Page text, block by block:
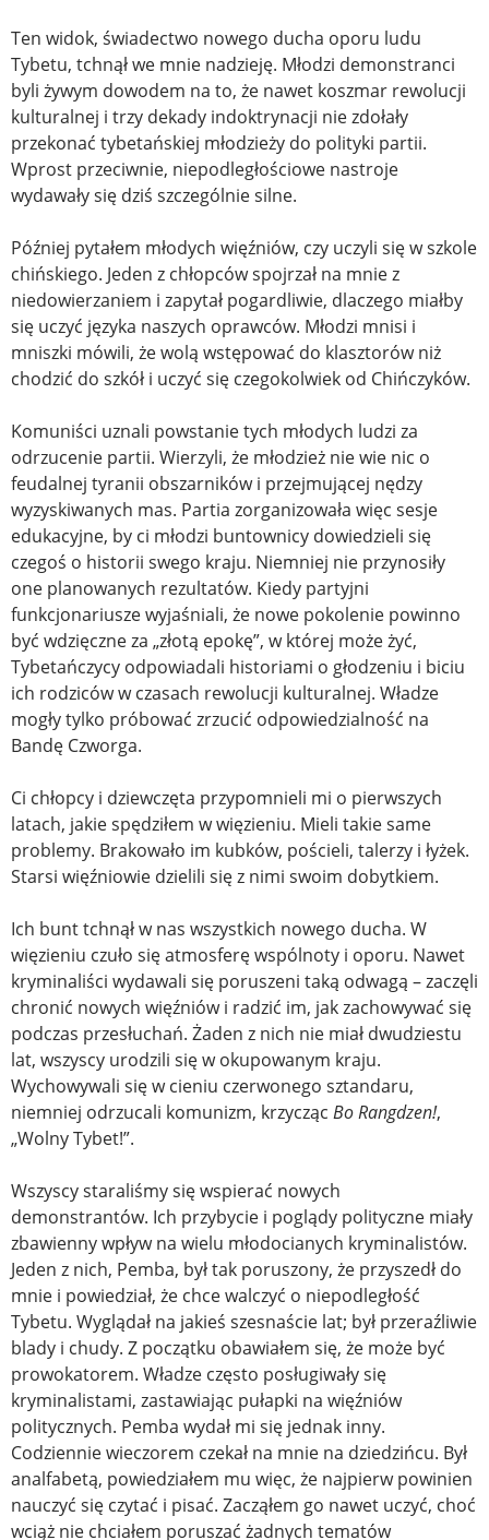
Ten widok, świadectwo nowego ducha oporu ludu
Tybetu, tchnął we mnie nadzieję. Młodzi demonstranci
byli żywym dowodem na to, że nawet koszmar rewolucji
kulturalnej i trzy dekady indoktrynacji nie zdołały
przekonać tybetańskiej młodzieży do polityki partii.
Wprost przeciwnie, niepodległościowe nastroje
wydawały się dziś szczególnie silne.
Później pytałem młodych więźniów, czy uczyli się w szkole
chińskiego. Jeden z chłopców spojrzał na mnie z
niedowierzaniem i zapytał pogardliwie, dlaczego miałby
się uczyć języka naszych oprawców. Młodzi mnisi i
mniszki mówili, że wolą wstępować do klasztorów niż
chodzić do szkół i uczyć się czegokolwiek od Chińczyków.
Komuniści uznali powstanie tych młodych ludzi za
odrzucenie partii. Wierzyli, że młodzież nie wie nic o
feudalnej tyranii obszarników i przejmującej nędzy
wyzyskiwanych mas. Partia zorganizowała więc sesje
edukacyjne, by ci młodzi buntownicy dowiedzieli się
czegoś o historii swego kraju. Niemniej nie przynosiły
one planowanych rezultatów. Kiedy partyjni
funkcjonariusze wyjaśniali, że nowe pokolenie powinno
być wdzięczne za „złotą epokę”, w której może żyć,
Tybetańczycy odpowiadali historiami o głodzeniu i biciu
ich rodziców w czasach rewolucji kulturalnej. Władze
mogły tylko próbować zrzucić odpowiedzialność na
Bandę Czworga.
Ci chłopcy i dziewczęta przypomnieli mi o pierwszych
latach, jakie spędziłem w więzieniu. Mieli takie same
problemy. Brakowało im kubków, pościeli, talerzy i łyżek.
Starsi więźniowie dzielili się z nimi swoim dobytkiem.
Ich bunt tchnął w nas wszystkich nowego ducha. W
więzieniu czuło się atmosferę wspólnoty i oporu. Nawet
kryminaliści wydawali się poruszeni taką odwagą – zaczęli
chronić nowych więźniów i radzić im, jak zachowywać się
podczas przesłuchań. Żaden z nich nie miał dwudziestu
lat, wszyscy urodzili się w okupowanym kraju.
Wychowywali się w cieniu czerwonego sztandaru,
niemniej odrzucali komunizm, krzycząc Bo Rangdzen!,
„Wolny Tybet!”.
Wszyscy staraliśmy się wspierać nowych
demonstrantów. Ich przybycie i poglądy polityczne miały
zbawienny wpływ na wielu młodocianych kryminalistów.
Jeden z nich, Pemba, był tak poruszony, że przyszedł do
mnie i powiedział, że chce walczyć o niepodległość
Tybetu. Wyglądał na jakieś szesnaście lat; był przeraźliwie
blady i chudy. Z początku obawiałem się, że może być
prowokatorem. Władze często posługiwały się
kryminalistami, zastawiając pułapki na więźniów
politycznych. Pemba wydał mi się jednak inny.
Codziennie wieczorem czekał na mnie na dziedzińcu. Był
analfabetą, powiedziałem mu więc, że najpierw powinien
nauczyć się czytać i pisać. Zacząłem go nawet uczyć, choć
wciąż nie chciałem poruszać żadnych tematów